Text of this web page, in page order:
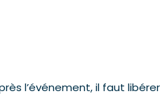
l’événement, il faut